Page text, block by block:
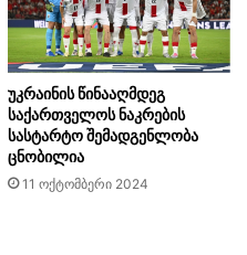
უკრაინის წინააღმდეგ
საქართველოს ნაკრების
სასტარტო შემადგენლობა
ცნობილია
11 ოქტომბერი 2024